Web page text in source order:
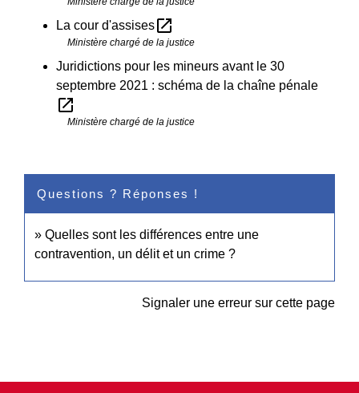
La cour d'assisesopen_in_new
Ministère chargé de la justice
Juridictions pour les mineurs avant le 30
septembre 2021 : schéma de la chaîne pénale
open_in_new
Ministère chargé de la justice
Questions ? Réponses !
Quelles sont les différences entre une
contravention, un délit et un crime ?
Signaler une erreur sur cette page